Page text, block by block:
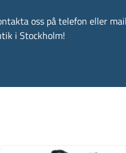
oss på telefon eller
i Stockholm!